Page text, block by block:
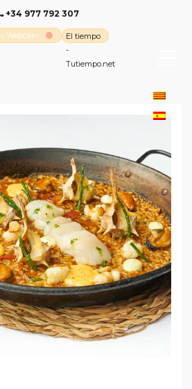
+34 977 792 307
Webcam
El tiempo
-
Tutiempo.net